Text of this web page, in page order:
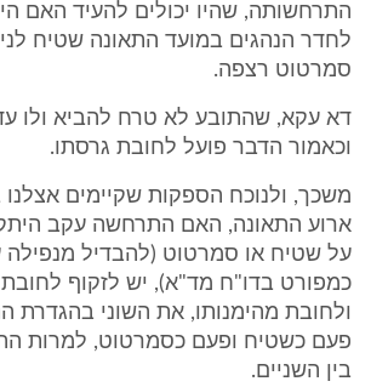
התרחשותה, שהיו יכולים להעיד האם
לחדר הנהגים במועד התאונה שטיח
סמרטוט רצפה.
דא עקא, שהתובע לא טרח להביא ולו
וכאמור הדבר פועל לחובת גרסתו.
משכך, ולנוכח הספקות שקיימים אצלנו
ארוע התאונה, האם התרחשה עקב
על שטיח או סמרטוט (להבדיל
כמפורט בדו"ח מד"א), יש לזקוף
ולחובת מהימנותו, את השוני בהגדרת
פעם כשטיח ופעם כסמרטוט, למרות
בין השניים.